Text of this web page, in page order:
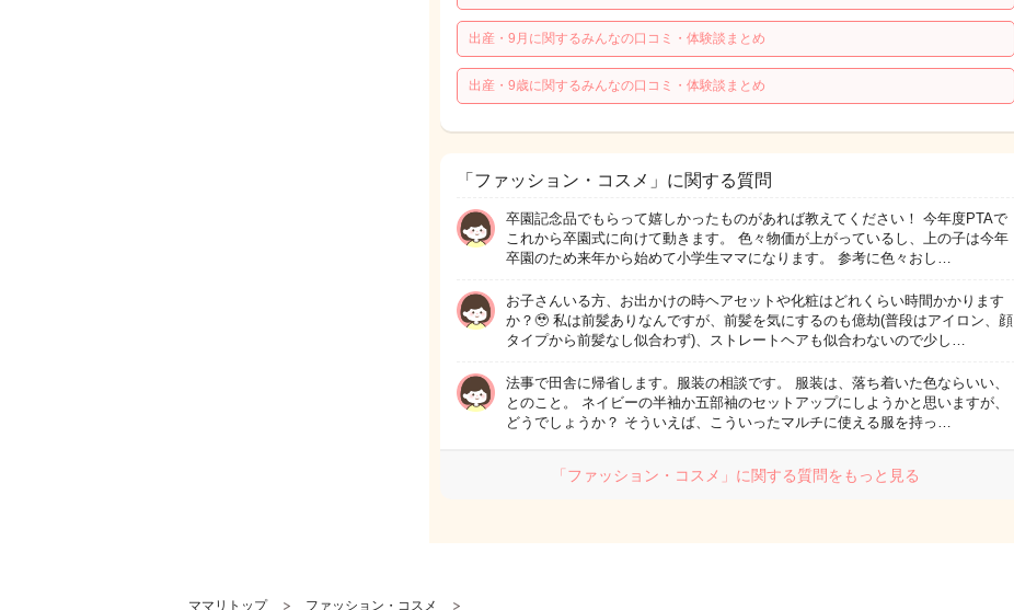
出産・9月に関するみんなの口コミ・体験談まとめ
出産・9歳に関するみんなの口コミ・体験談まとめ
「ファッション・コスメ」に関する質問
卒園記念品でもらって嬉しかったものがあれば教えてください！ 今年度PTAで
これから卒園式に向けて動きます。 色々物価が上がっているし、上の子は今年
卒園のため来年から始めて小学生ママになります。 参考に色々おし…
お子さんいる方、お出かけの時ヘアセットや化粧はどれくらい時間かかります
か？🥹 私は前髪ありなんですが、前髪を気にするのも億劫(普段はアイロン、顔
タイプから前髪なし似合わず)、ストレートヘアも似合わないので少し…
法事で田舎に帰省します。服装の相談です。 服装は、落ち着いた色ならいい、
とのこと。 ネイビーの半袖か五部袖のセットアップにしようかと思いますが、
どうでしょうか？ そういえば、こういったマルチに使える服を持っ…
「ファッション・コスメ」に関する質問をもっと見る
ママリトップ ファッション・コスメ